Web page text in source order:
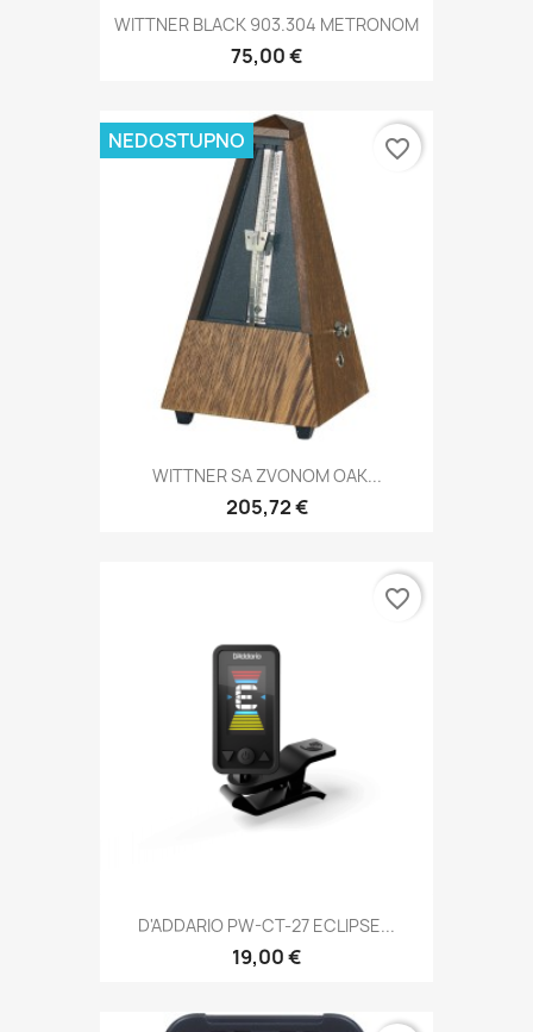
WITTNER BLACK 903.304 METRONOM
75,00 €
WITTNER SA ZVONOM OAK...
205,72 €
NEDOSTUPNO favorite_border
D'ADDARIO PW-CT-27 ECLIPSE...
19,00 €
favorite_border